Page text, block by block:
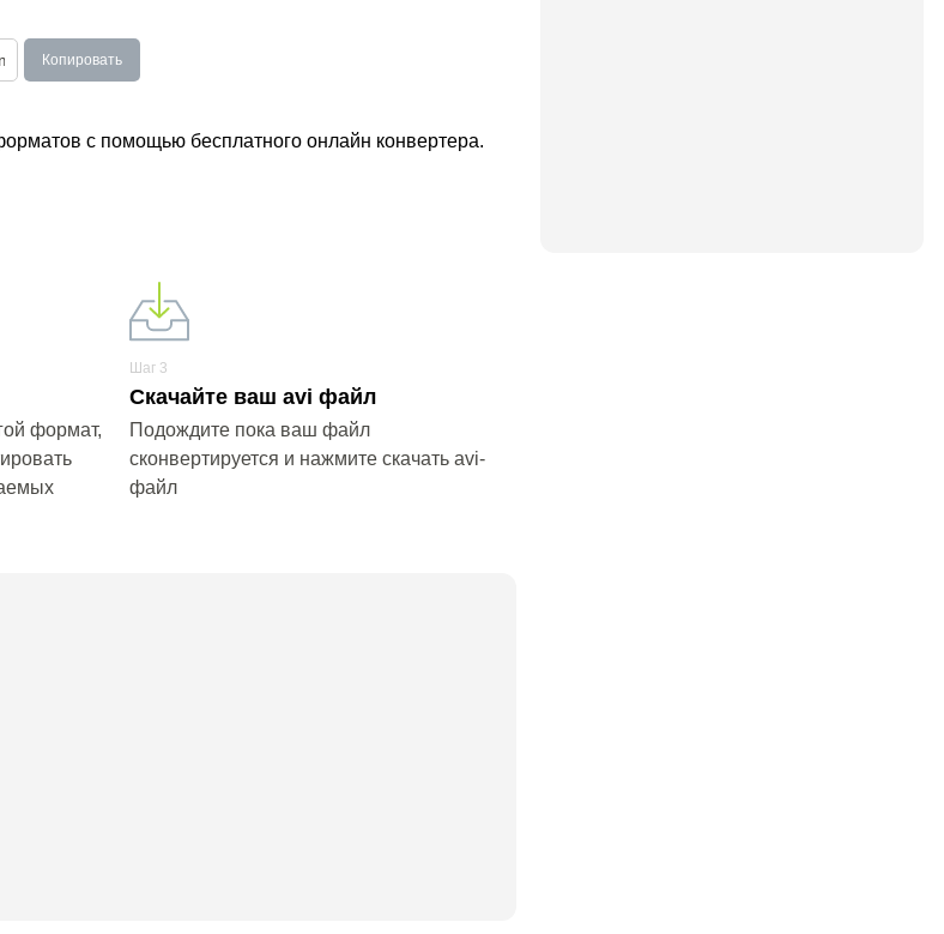
Копировать
с помощью бесплатного онлайн конвертера.
формат,
Шаг 3
Скачайте ваш avi файл
Подождите пока ваш файл
сконвертируется и нажмите скачать avi-
файл